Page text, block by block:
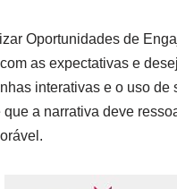
Oportunidades de
as expectativas e
interativas e o uso de
que a narrativa deve